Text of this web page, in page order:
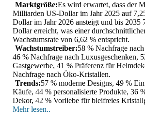
Marktgröße:Es wird erwartet, dass der
Milliarden US-Dollar im Jahr 2025 auf
Dollar im Jahr 2026 ansteigt und bis
Dollar erreicht, was einer
Wachstumsrate von 6,62 % entspricht.
Wachstumstreiber:58 % Nachfrage
46 % Nachfrage nach Luxusgeschenken,
Gastgewerbe, 41 % Präferenz für
Nachfrage nach Öko-Kristallen.
Trends:57 % moderne Designs, 49 %
Käufe, 44 % personalisierte Produkte, 36
Dekor, 42 % Vorliebe für bleifreies
Mehr lesen..